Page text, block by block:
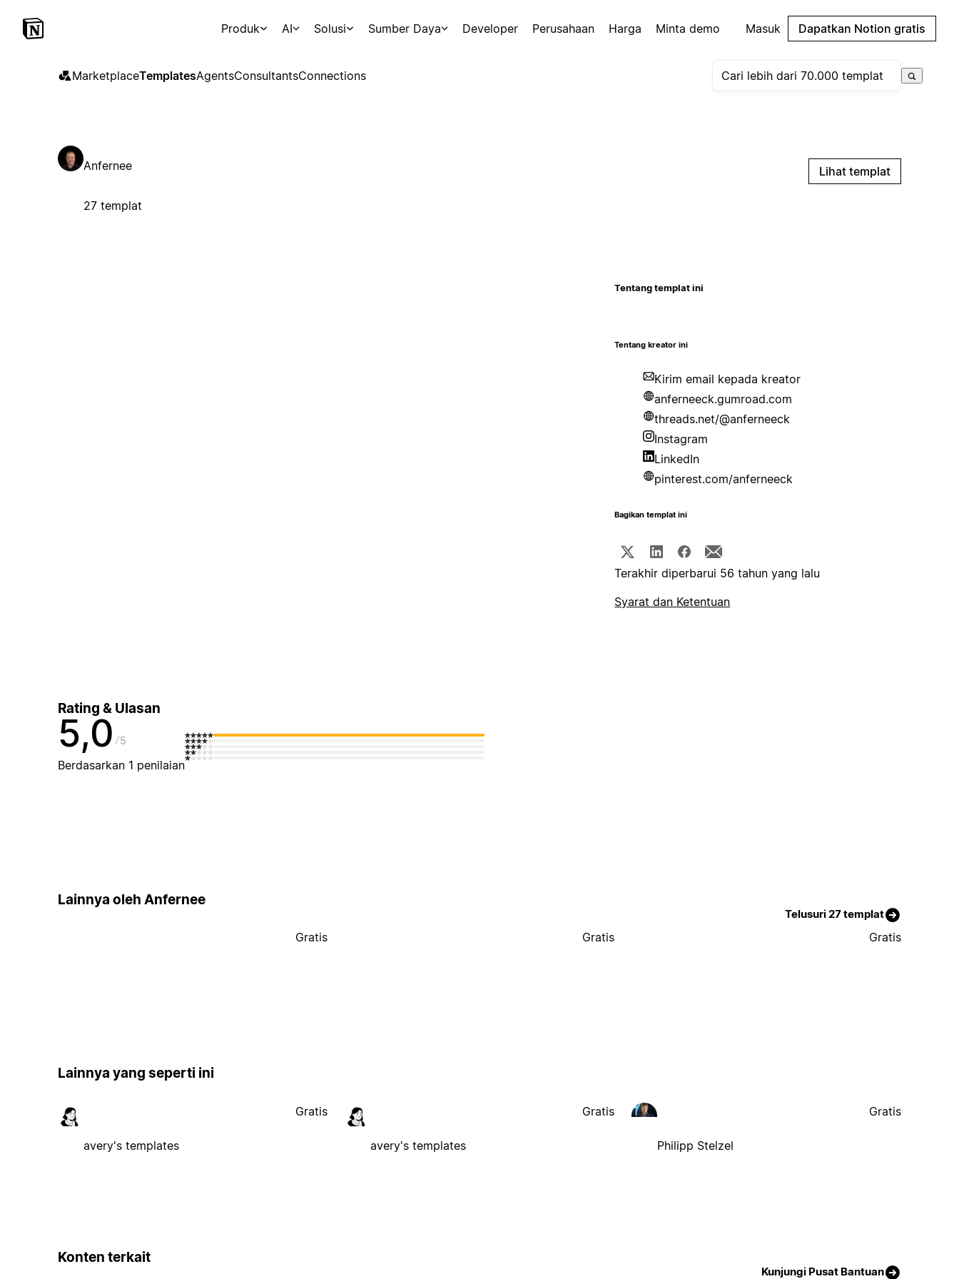
Produk AI Solusi Sumber Daya Developer Perusahaan Harga Minta demo Masuk Dapatkan Notion gratis
MarketplaceTemplatesAgentsConsultantsConnections
Anfernee
27 templat
Lihat templat
Tentang templat ini
Tentang kreator ini
Kirim email kepada kreator
anferneeck.gumroad.com
threads.net/@anferneeck
Instagram
LinkedIn
pinterest.com/anferneeck
Bagikan templat ini
Terakhir diperbarui 56 tahun yang lalu
Syarat dan Ketentuan
Rating & Ulasan
5,0 5
Berdasarkan 1 penilaian
Lainnya oleh Anfernee
Telusuri 27 templat
Gratis Gratis Gratis
Lainnya yang seperti ini
avery's templates
Gratis
avery's templates
Gratis
Philipp Stelzel
Gratis
Konten terkait
Kunjungi Pusat Bantuan